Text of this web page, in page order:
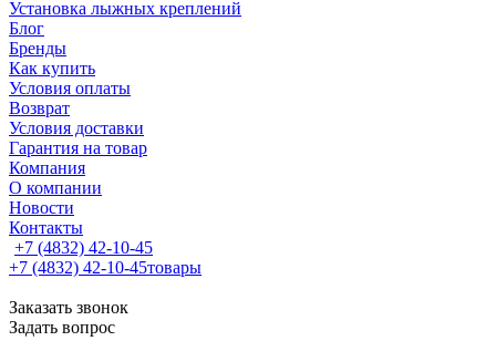
Установка лыжных креплений
Блог
Бренды
Как купить
Условия оплаты
Возврат
Условия доставки
Гарантия на товар
Компания
О компании
Новости
Контакты
+7 (4832) 42-10-45
+7 (4832) 42-10-45товары
Заказать звонок
Задать вопрос